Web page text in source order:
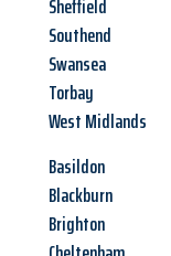
Sheffield
Southend
Swansea
Torbay
West Midlands
Basildon
Blackburn
Brighton